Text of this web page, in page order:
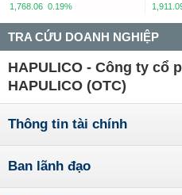
1,768.06 0.19%
TRA CỨU DOANH NGHIỆP
HAPULICO - Công ty cổ
HAPULICO (OTC)
Thông tin tài chính
Ban lãnh đạo